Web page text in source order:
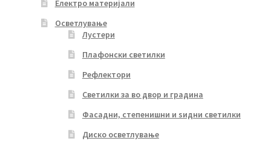
Електро материјали
Осветлување
Лустери
Плафонски светилки
Рефлектори
Светилки за во двор и градина
Фасадни, степенишни и ѕидни светилки
Диско осветлување